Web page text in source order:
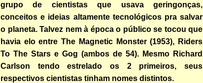
grupo de cientistas que usava geringonças,
conceitos e ideias altamente tecnológicos pra salvar
o planeta. Talvez nem à época o público se tocou que
havia elo entre The Magnetic Monster (1953), Riders
To The Stars e Gog (ambos de 54). Mesmo Richard
Carlson tendo estrelado os 2 primeiros, seus
respectivos cientistas tinham nomes distintos.